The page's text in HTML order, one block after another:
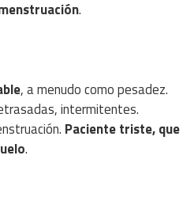
.
, a menudo como pesadez.
intermitentes.
Paciente triste, que
.